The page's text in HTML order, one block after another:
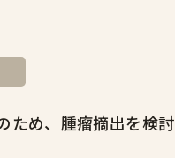
ため、腫瘤摘出を検討